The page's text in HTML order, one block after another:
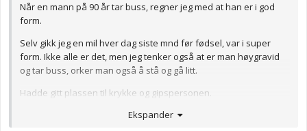
Når en mann på 90 år tar buss, regner jeg med at han er i god
form.
Selv gikk jeg en mil hver dag siste mnd før fødsel, var i super
form. Ikke alle er det, men jeg tenker også at er man høygravid
og tar buss, orker man også å stå og gå litt.
Hadde gitt plassen til krykke og gipspersonen.
Ekspander